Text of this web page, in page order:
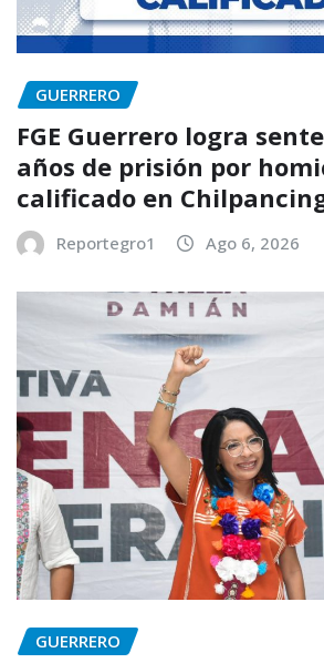
GUERRERO
FGE Guerrero logra
años de prisión por
calificado en
Reportegro1 Ago 6, 2026
GUERRERO